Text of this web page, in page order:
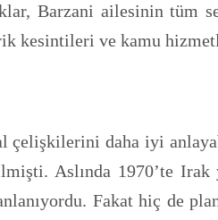
Barzani ailesinin tüm
kesintileri ve kamu
çelişkilerini daha iyi
Aslında 1970’te
Fakat hiç de